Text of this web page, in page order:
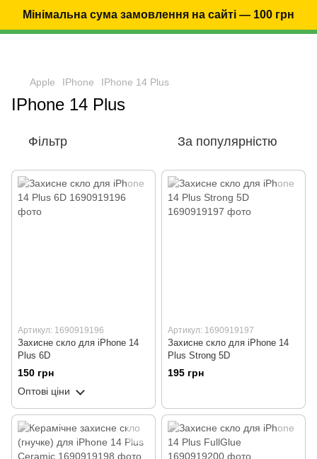
Мінімальна сума замовлення на сайті — 100 грн
Apple IPhone IPhone 14 Plus
IPhone 14 Plus
Фільтр За популярністю
Артикул: 1690919196
Захисне скло для iPhone 14
Plus 6D
150 грн
Оптові ціни
Артикул: 1690919197
Захисне скло для iPhone 14
Plus Strong 5D
195 грн